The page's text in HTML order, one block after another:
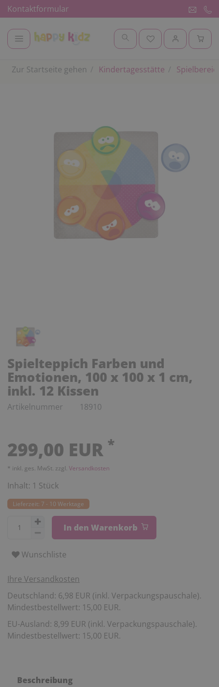
Kontaktformular
Zur Startseite gehen Kindertagesstätte
Spielteppich Farben und
Emotionen, 100 x 100 x 1 cm,
inkl. 12 Kissen
Artikelnummer 18910
299,00 EUR *
* inkl. ges. MwSt. zzgl. Versandkosten
Inhalt: 1 Stück
Lieferzeit: 7 - 10 Werktage
In den Warenkorb
Wunschliste
Ihre Versandkosten
Deutschland: 6,98 EUR (inkl. Verpackungspauschale).
Mindestbestellwert: 15,00 EUR.
EU-Ausland: 8,99 EUR (inkl. Verpackungspauschale).
Mindestbestellwert: 15,00 EUR.
Beschreibung